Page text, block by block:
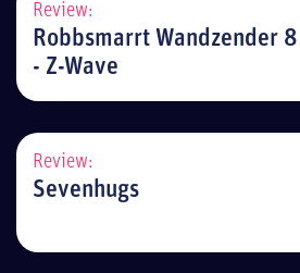
Review:
Robbsmarrt Wandzender
- Z-Wave
Review:
Sevenhugs